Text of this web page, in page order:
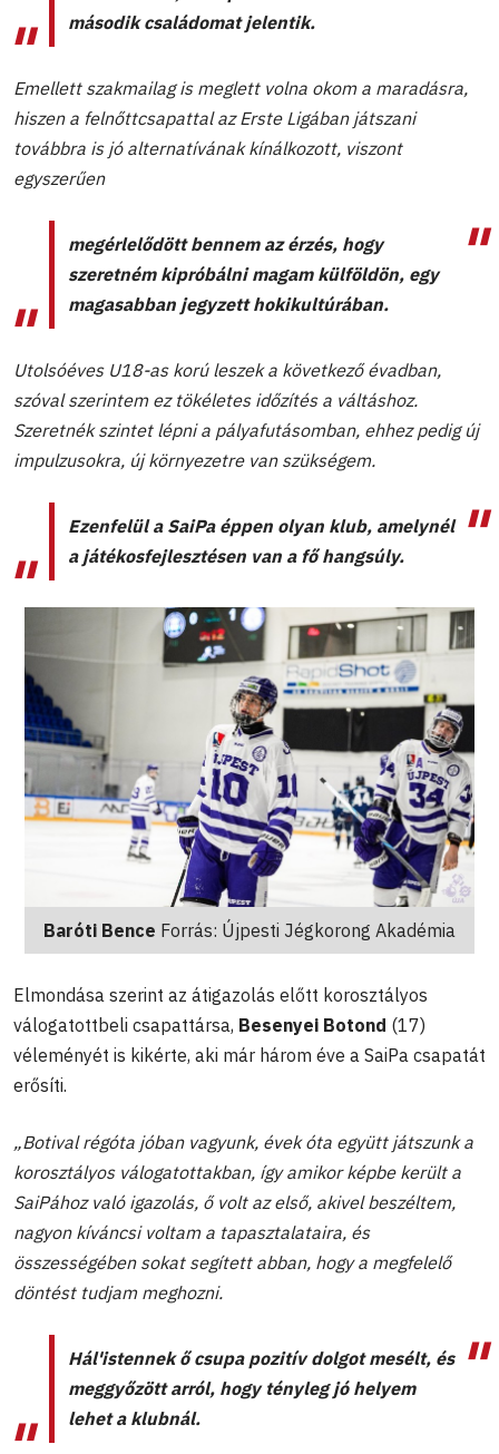
második családomat jelentik.
Emellett szakmailag is meglett volna okom a maradásra,
hiszen a felnőttcsapattal az Erste Ligában játszani
továbbra is jó alternatívának kínálkozott, viszont
egyszerűen
megérlelődött bennem az érzés, hogy
szeretném kipróbálni magam külföldön, egy
magasabban jegyzett hokikultúrában.
Utolsóéves U18-as korú leszek a következő évadban,
szóval szerintem ez tökéletes időzítés a váltáshoz.
Szeretnék szintet lépni a pályafutásomban, ehhez pedig új
impulzusokra, új környezetre van szükségem.
Ezenfelül a SaiPa éppen olyan klub, amelynél
a játékosfejlesztésen van a fő hangsúly.
Baróti Bence Forrás: Újpesti Jégkorong Akadémia
Elmondása szerint az átigazolás előtt korosztályos
válogatottbeli csapattársa, Besenyei Botond (17)
véleményét is kikérte, aki már három éve a SaiPa csapatát
erősíti.
„Botival régóta jóban vagyunk, évek óta együtt játszunk a
korosztályos válogatottakban, így amikor képbe került a
SaiPához való igazolás, ő volt az első, akivel beszéltem,
nagyon kíváncsi voltam a tapasztalataira, és
összességében sokat segített abban, hogy a megfelelő
döntést tudjam meghozni.
Hál'istennek ő csupa pozitív dolgot mesélt, és
meggyőzött arról, hogy tényleg jó helyem
lehet a klubnál.